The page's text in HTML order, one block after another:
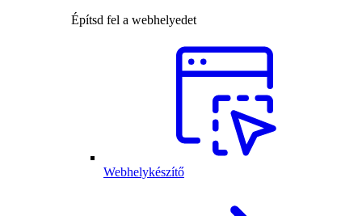
Építsd fel a webhelyedet
Webhelykészítő